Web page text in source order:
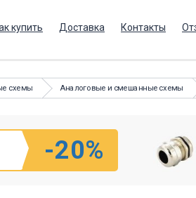
купить Доставка Контакты
схемы Аналоговые и смешанные схемы
-20%